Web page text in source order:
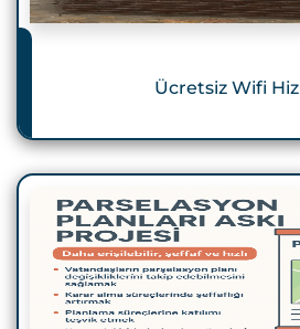
Ücretsiz Wifi